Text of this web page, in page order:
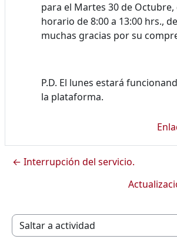
para el Martes 30 de
horario de 8:00 a 13:00 hrs.,
muchas gracias por su
P.D. El lunes estará
la plataforma.
← Interrupción del servicio.
Saltar a actividad